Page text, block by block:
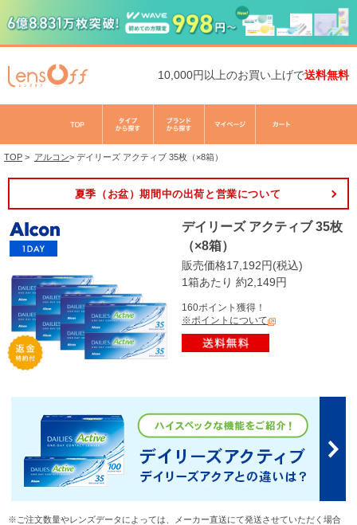
10,000円以上のお買い上げで送料無料
TOP > アルコン> デイリーズ アクティブ 35枚（×8箱）
夏季（お盆）期間中の出荷と営業について
デイリーズ アクティブ 35枚
（×8箱）
販売価格17,192円(税込)
1箱あたり 約2,149円
160ポイント獲得！
※ポイントについて
※ご注文数量やレンズデータによっては、メーカー直送にて発送させていただく場合